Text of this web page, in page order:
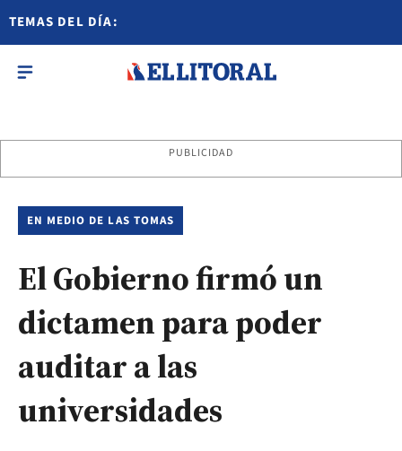
TEMAS DEL DÍA:
PUBLICIDAD
EN MEDIO DE LAS TOMAS
El Gobierno firmó un
dictamen para poder
auditar a las
universidades